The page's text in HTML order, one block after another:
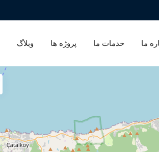
ما خدمات ما پروژه ها وبلاگ